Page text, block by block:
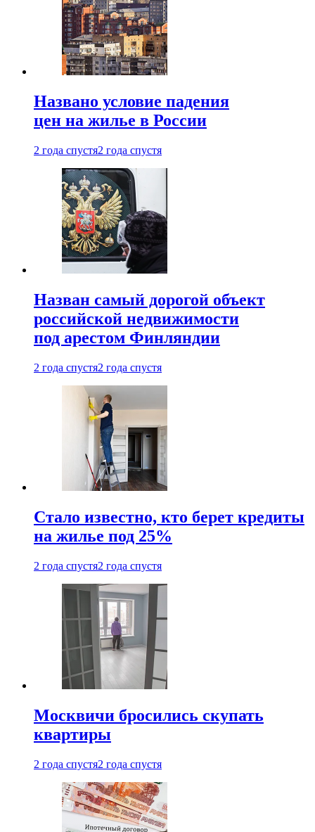
Названо условие падения
цен на жилье в России
2 года спустя2 года спустя
Назван самый дорогой объект
российской недвижимости
под арестом Финляндии
2 года спустя2 года спустя
Стало известно, кто берет кредиты
на жилье под 25%
2 года спустя2 года спустя
Москвичи бросились скупать
квартиры
2 года спустя2 года спустя